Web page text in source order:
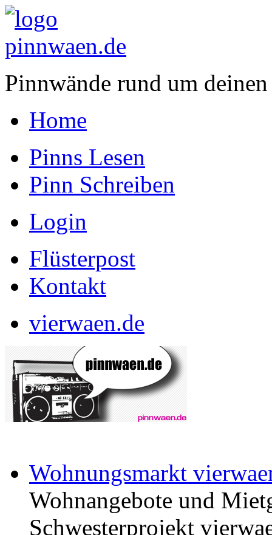
Pinnwände rund um
Home
Pinns Lesen
Pinn Schreiben
Login
Flüsterpost
Kontakt
vierwaen.de
Wohnungsmarkt
Wohnangebote und
Schwesterprojekt